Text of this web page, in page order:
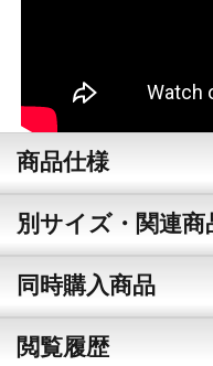
商品仕様
別サイズ・関連商
同時購入商品
閲覧履歴